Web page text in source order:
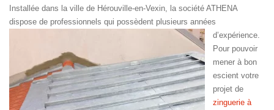
Installée dans la ville de Hérouville-en-Vexin, la société ATHENA
dispose de professionnels qui possèdent plusieurs années
d’expérience.
Pour pouvoir
mener à bon
escient votre
projet de
zinguerie à